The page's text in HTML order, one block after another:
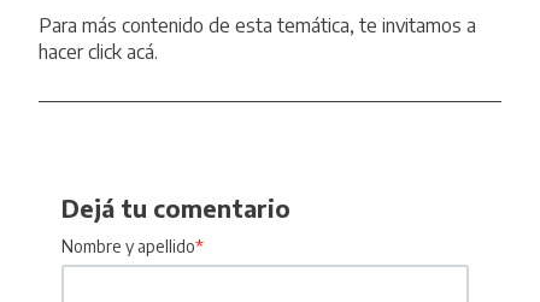
Para más contenido de esta temática, te invitamos a
hacer click acá.
Dejá tu comentario
Nombre y apellido*